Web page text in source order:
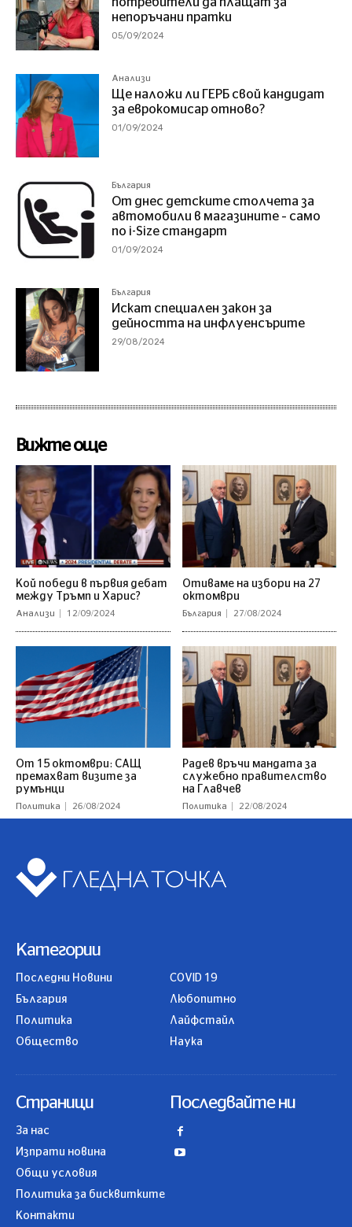
непоръчани пратки
05/09/2024
Анализи
Ще наложи ли ГЕРБ свой кандидат
за еврокомисар отново?
01/09/2024
България
От днес детските столчета за
автомобили в магазините – само
по i-Size стандарт
01/09/2024
България
Искат специален закон за
дейността на инфлуенсърите
29/08/2024
Вижте още
Кой победи в първия дебат
между Тръмп и Харис?
Анализи 12/09/2024
Отиваме на избори на 27
октомври
България 27/08/2024
От 15 октомври: САЩ
премахват визите за
румънци
Политика 26/08/2024
Радев връчи мандата за
служебно правителство
на Главчев
Политика 22/08/2024
Категории
Последни Новини
България
Политика
Общество
COVID 19
Любопитно
Лайфстайл
Наука
Страници
За нас
Изпрати новина
Общи условия
Политика за бисквитките
Контакти
Последвайте ни